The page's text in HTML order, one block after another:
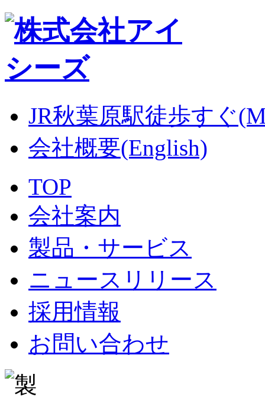
JR秋葉原駅徒歩すぐ
会社概要(English)
TOP
会社案内
製品・サービス
ニュースリリース
採用情報
お問い合わせ